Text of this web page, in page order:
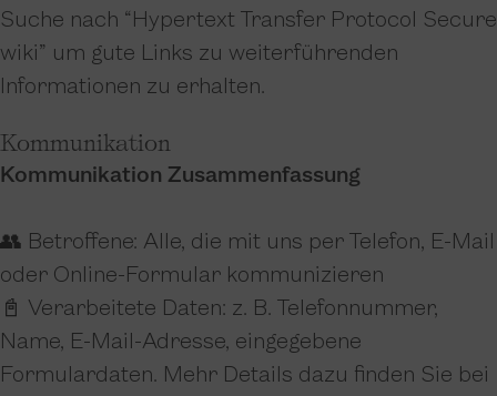
Suche nach “Hypertext Transfer Protocol Secure
wiki” um gute Links zu weiterführenden
Informationen zu erhalten.
Kommunikation
Kommunikation Zusammenfassung
👥 Betroffene: Alle, die mit uns per Telefon, E-Mail
oder Online-Formular kommunizieren
📓 Verarbeitete Daten: z. B. Telefonnummer,
Name, E-Mail-Adresse, eingegebene
Formulardaten. Mehr Details dazu finden Sie bei